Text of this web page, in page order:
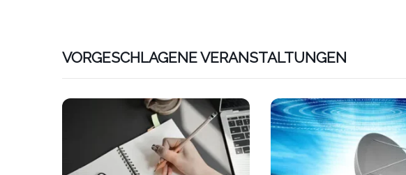
VORGESCHLAGENE VERANSTALTUNGEN
Link zu https://